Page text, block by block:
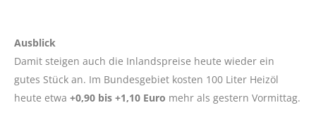
Ausblick
Damit steigen auch die Inlandspreise heute wieder ein
gutes Stück an. Im Bundesgebiet kosten 100 Liter Heizöl
heute etwa +0,90 bis +1,10 Euro mehr als gestern Vormittag.